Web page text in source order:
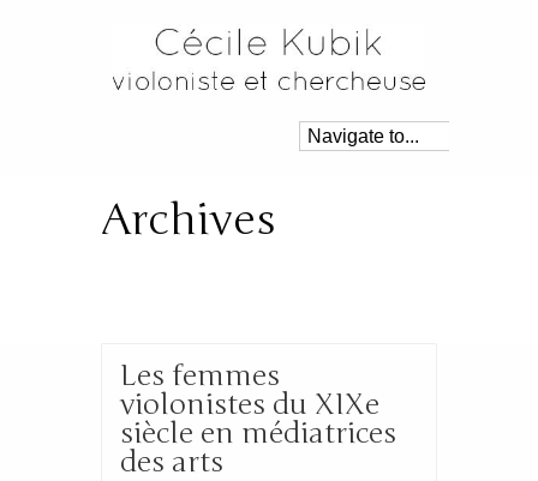
Archives
Les femmes
violonistes du XIXe
siècle en médiatrices
des arts